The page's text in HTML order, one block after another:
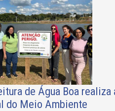
de Água Boa
do Meio Ambiente